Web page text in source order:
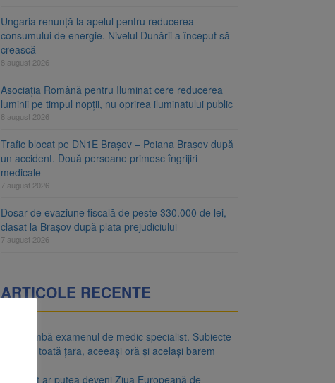
Ungaria renunță la apelul pentru reducerea
consumului de energie. Nivelul Dunării a început să
crească
8 august 2026
Asociația Română pentru Iluminat cere reducerea
luminii pe timpul nopții, nu oprirea iluminatului public
8 august 2026
Trafic blocat pe DN1E Brașov – Poiana Brașov după
un accident. Două persoane primesc îngrijiri
medicale
7 august 2026
Dosar de evaziune fiscală de peste 330.000 de lei,
clasat la Brașov după plata prejudiciului
7 august 2026
ARTICOLE RECENTE
Se schimbă examenul de medic specialist. Subiecte
unice în toată țara, aceeași oră și același barem
8 august ar putea deveni Ziua Europeană de